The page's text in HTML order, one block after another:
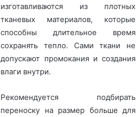
изготавливаются из плотных
тканевых материалов, которые
способны длительное время
сохранять тепло. Сами ткани не
допускают промокания и создания
влаги внутри.
Рекомендуется подбирать
переноску на размер больше для